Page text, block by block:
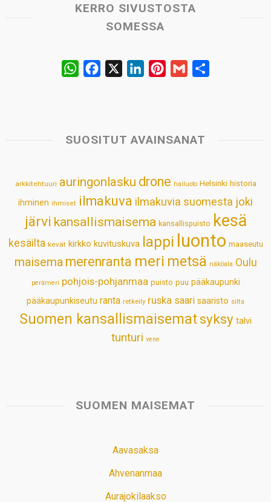
KERRO SIVUSTOSTA
SOMESSA
W
s
p
b
k
e
n
e
s
t
l
SUOSITUT AVAINSANAT
arkkitehtuuri auringonlasku drone hailuoto Helsinki historia
ihminen ihmiset ilmakuva ilmakuvia suomesta joki
järvi kansallismaisema kansallispuisto kesä
kesäilta kevät kirkko kuvituskuva lappi luonto maaseutu
maisema merenranta meri metsä näköala Oulu
perämeri pohjois-pohjanmaa puisto puu pääkaupunki
pääkaupunkiseutu ranta retkeily ruska saari saaristo silta
Suomen kansallismaisematsyksy talvi
tunturi vene
SUOMEN MAISEMAT
Aavasaksa
Ahvenanmaa
Aurajokilaakso